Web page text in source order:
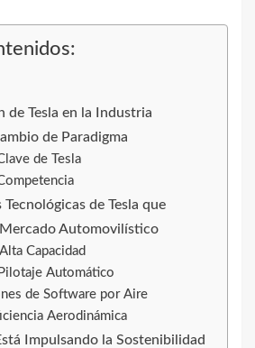
de Tesla en la Industria
de Paradigma
de Tesla
de Tesla que
Automovilístico
Capacidad
Automático
de Software por Aire
Aerodinámica
Impulsando la Sostenibilidad